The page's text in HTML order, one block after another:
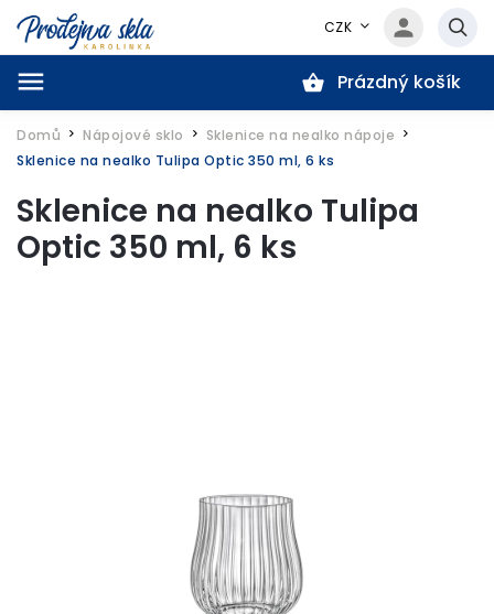
CZK
Prázdný košík
Domů / Nápojové sklo / Sklenice na nealko nápoje /
Sklenice na nealko Tulipa Optic 350 ml, 6 ks
Sklenice na nealko Tulipa
Optic 350 ml, 6 ks